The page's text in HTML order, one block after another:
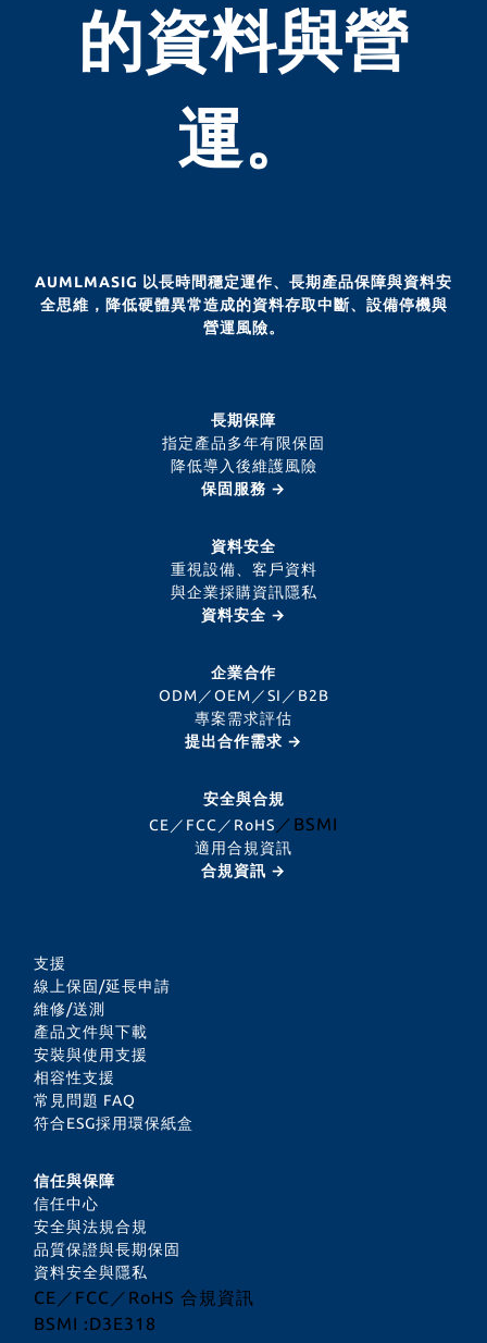
的資料與營
運。
AUMLMASIG 以長時間穩定運作、長期產品保障與資料安
全思維，降低硬體異常造成的資料存取中斷、設備停機與
營運風險。
長期保障
指定產品多年有限保固
降低導入後維護風險
保固服務 →
資料安全
重視設備、客戶資料
與企業採購資訊隱私
資料安全 →
企業合作
ODM／OEM／SI／B2B
專案需求評估
提出合作需求 →
安全與合規
CE／FCC／RoHS ／BSMI
適用合規資訊
合規資訊 →
支援
線上保固/延長申請
維修/送測
產品文件與下載
安裝與使用支援
相容性支援
常見問題 FAQ
符合ESG採用環保紙盒
信任與保障
信任中心
安全與法規合規
品質保證與長期保固
資料安全與隱私
CE／FCC／RoHS 合規資訊
BSMI :D3E318